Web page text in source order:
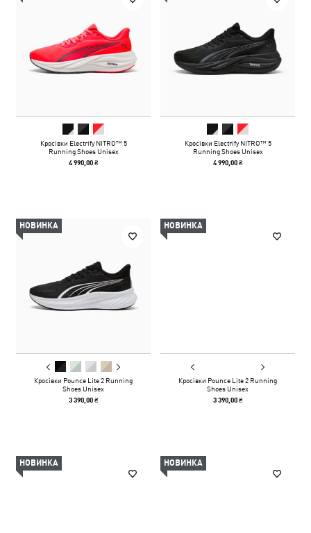
Кросівки Electrify NITRO™ 5
Running Shoes Unisex
4 990,00 ₴
Кросівки Electrify NITRO™ 5
Running Shoes Unisex
4 990,00 ₴
НОВИНКА
Кросівки Pounce Lite 2 Running
Shoes Unisex
3 390,00 ₴
НОВИНКА
Кросівки Pounce Lite 2 Running
Shoes Unisex
3 390,00 ₴
НОВИНКА НОВИНКА